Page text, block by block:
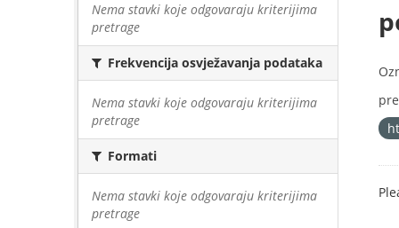
Nema stavki koje odgovaraju kriterijima
pretrage
Frekvencija osvježavanja podataka
Nema stavki koje odgovaraju kriterijima
pretrage
Formati
Nema stavki koje odgovaraju kriterijima
pretrage